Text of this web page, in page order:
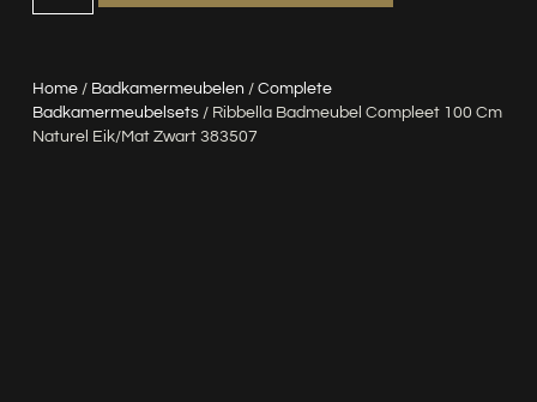
Home/ Badkamermeubelen / Complete
Badkamermeubelsets/ Ribbella Badmeubel Compleet 100 Cm
Naturel Eik/mat Zwart 383507